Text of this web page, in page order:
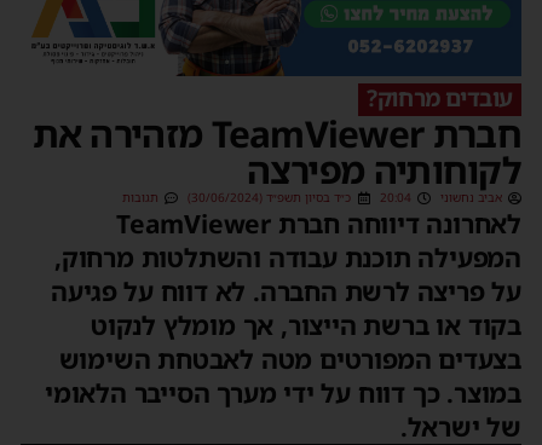
עובדים מרחוק?
חברת TeamViewer מזהירה את
לקוחותיה מפירצה
אביב נחשוני 20:04 כ״ד בסיון תשפ״ד (30/06/2024) תגובות
לאחרונה דיווחה חברת TeamViewer
המפעילה תוכנת עבודה והשתלטות מרחוק,
על פריצה לרשת החברה. לא דווח על פגיעה
בקוד או ברשת הייצור, אך מומלץ לנקוט
בצעדים המפורטים מטה לאבטחת השימוש
במוצר. כך דווח על ידי מערך הסייבר הלאומי
של ישראל.